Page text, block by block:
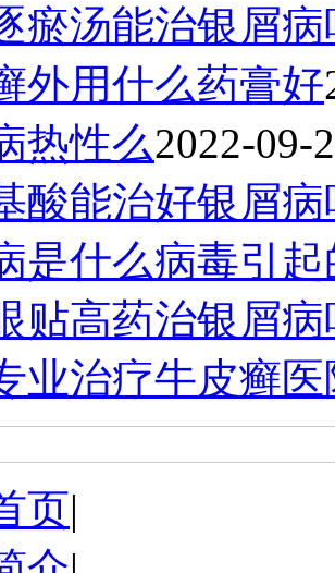
瘀汤能治银屑病
外用什么药膏好
热性么2022-09-
酸能治好银屑
是什么病毒引起
贴高药治银屑病
业治疗牛皮癣
页|